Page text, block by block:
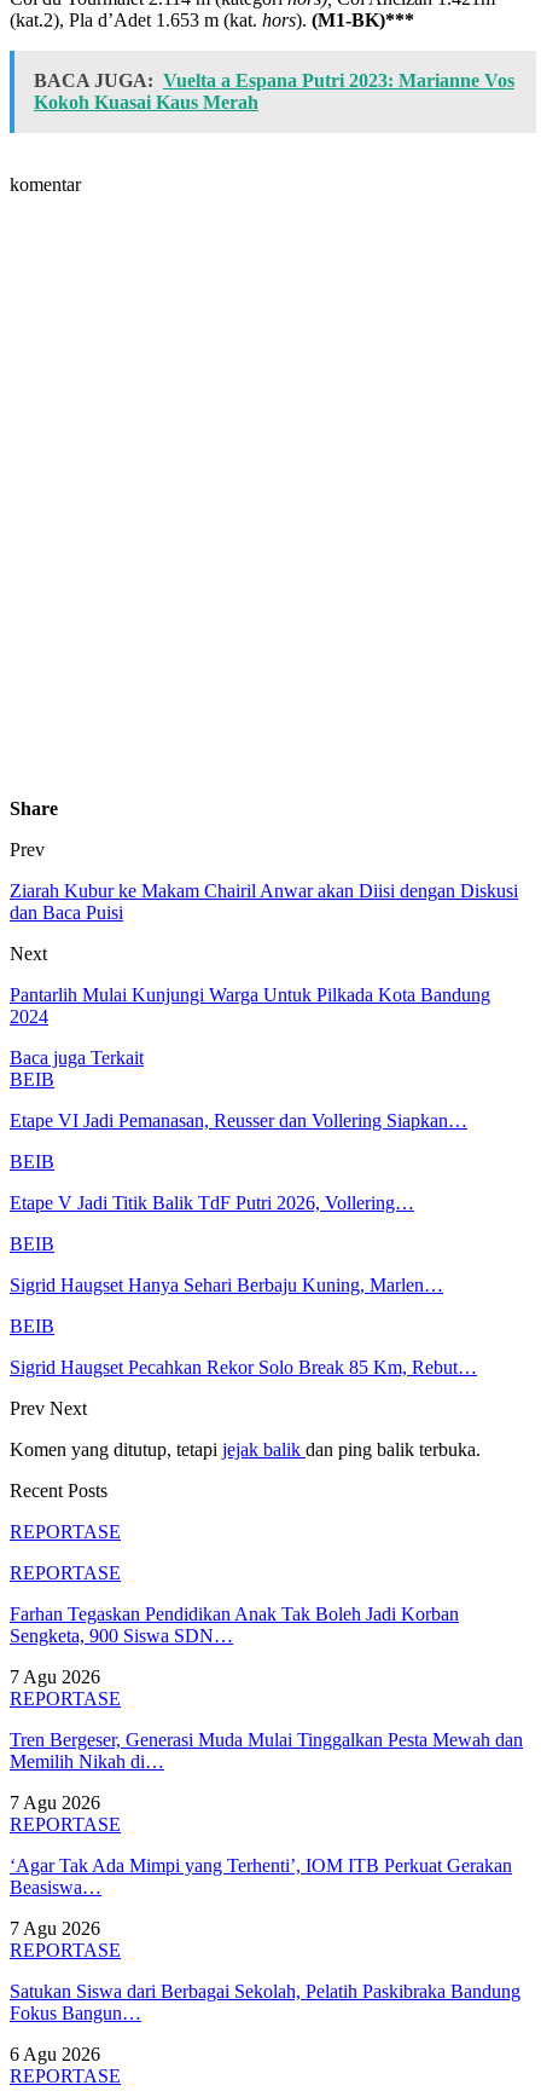
(kat.2), Pla d’Adet 1.653 m (kat. hors). (M1-BK)***
BACA JUGA: Vuelta a Espana Putri 2023: Marianne Vos
Kokoh Kuasai Kaus Merah
komentar
Share
Prev
Ziarah Kubur ke Makam Chairil Anwar akan Diisi dengan Diskusi
dan Baca Puisi
Next
Pantarlih Mulai Kunjungi Warga Untuk Pilkada Kota Bandung
2024
Baca juga Terkait
BEIB
Etape VI Jadi Pemanasan, Reusser dan Vollering Siapkan…
BEIB
Etape V Jadi Titik Balik TdF Putri 2026, Vollering…
BEIB
Sigrid Haugset Hanya Sehari Berbaju Kuning, Marlen…
BEIB
Sigrid Haugset Pecahkan Rekor Solo Break 85 Km, Rebut…
Prev Next
Komen yang ditutup, tetapi jejak balik dan ping balik terbuka.
Recent Posts
REPORTASE
REPORTASE
Farhan Tegaskan Pendidikan Anak Tak Boleh Jadi Korban
Sengketa, 900 Siswa SDN…
7 Agu 2026
REPORTASE
Tren Bergeser, Generasi Muda Mulai Tinggalkan Pesta Mewah dan
Memilih Nikah di…
7 Agu 2026
REPORTASE
‘Agar Tak Ada Mimpi yang Terhenti’, IOM ITB Perkuat Gerakan
Beasiswa…
7 Agu 2026
REPORTASE
Satukan Siswa dari Berbagai Sekolah, Pelatih Paskibraka Bandung
Fokus Bangun…
6 Agu 2026
REPORTASE